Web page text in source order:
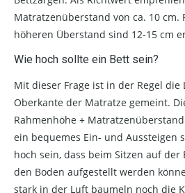
Matratzenüberstand von ca. 10 cm.
höheren Überstand sind 12-15 cm
Wie hoch sollte ein Bett sein?
Mit dieser Frage ist in der Regel
Oberkante der Matratze gemeint.
Rahmenhöhe +
ein bequemes Ein- und Aussteigen
hoch sein, dass beim Sitzen auf
den Boden aufgestellt werden
stark in der Luft baumeln noch die